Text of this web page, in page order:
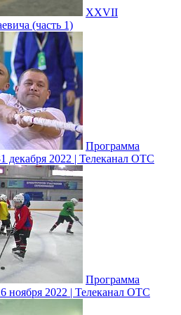
XXVII
(часть 1)
Программа
декабря 2022 | Телеканал ОТС
Программа
ноября 2022 | Телеканал ОТС